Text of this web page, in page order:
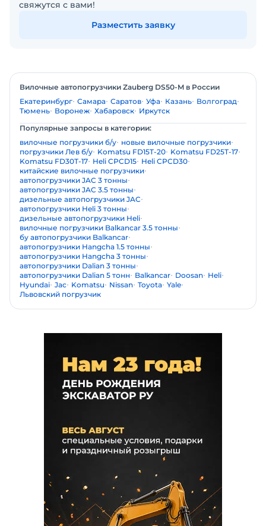
свяжутся с вами!
Разместить заявку
Вилочные автопогрузчики Zauberg DS50-M в России
Екатеринбург Самара Саратов Уфа Казань Волгоград
Тюмень Воронеж Хабаровск Иркутск
Популярные запросы в категории:
вилочные погрузчики б/у новые вилочные погрузчики
погрузчики Лев б/у Komatsu FD15T-20 Komatsu FD25T-17
Komatsu FD30T-17 Heli CPCD15 Heli CPCD30
китайские вилочные погрузчики
автопогрузчики JAC 3 тонны
автопогрузчики JAC 3.5 тонны
дизельные автопогрузчики JAC
автопогрузчики Heli 3 тонны
дизельные автопогрузчики Heli
вилочные погрузчики Balkancar 3.5 тонны
бу автопогрузчики Balkancar
автопогрузчики Hangcha 1.5 тонны
автопогрузчики Hangcha 3 тонны
автопогрузчики Dalian 3 тонны
автопогрузчики Dalian 5 тонн
Balkancar Doosan Heli
Hyundai Jac Komatsu Nissan Toyota Yale
Львовский погрузчик